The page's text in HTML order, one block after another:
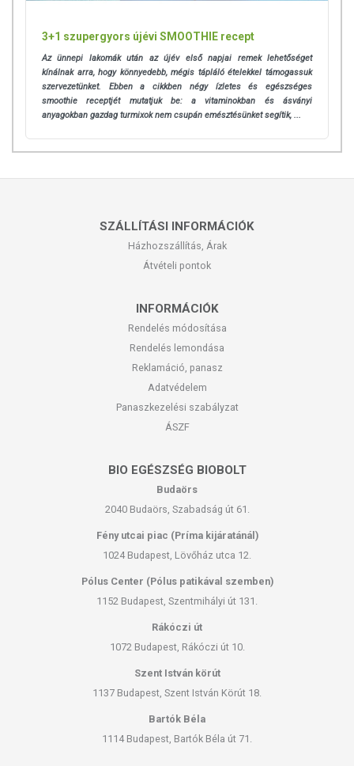
3+1 szupergyors újévi SMOOTHIE recept
Az ünnepi lakomák után az újév első napjai remek lehetőséget
kínálnak arra, hogy könnyedebb, mégis tápláló ételekkel támogassuk
szervezetünket. Ebben a cikkben négy ízletes és egészséges
smoothie receptjét mutatjuk be: a vitaminokban és ásványi
anyagokban gazdag turmixok nem csupán emésztésünket segítik, ...
SZÁLLÍTÁSI INFORMÁCIÓK
Házhozszállítás, Árak
Átvételi pontok
INFORMÁCIÓK
Rendelés módosítása
Rendelés lemondása
Reklamáció, panasz
Adatvédelem
Panaszkezelési szabályzat
ÁSZF
BIO EGÉSZSÉG BIOBOLT
Budaörs
2040 Budaörs, Szabadság út 61.
Fény utcai piac (Príma kijáratánál)
1024 Budapest, Lövőház utca 12.
Pólus Center (Pólus patikával szemben)
1152 Budapest, Szentmihályi út 131.
Rákóczi út
1072 Budapest, Rákóczi út 10.
Szent István körút
1137 Budapest, Szent István Körút 18.
Bartók Béla
1114 Budapest, Bartók Béla út 71.